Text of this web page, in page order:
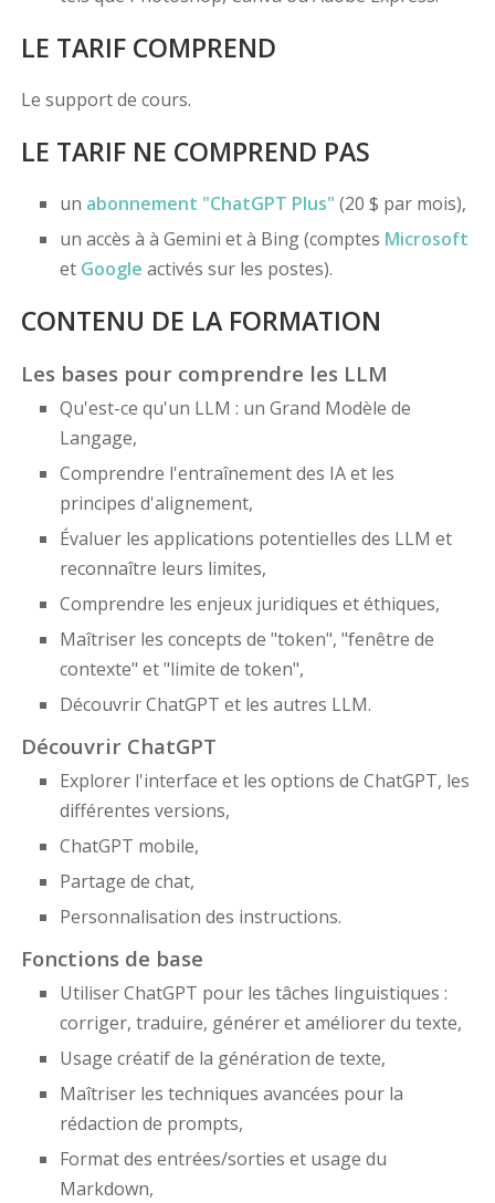
LE TARIF COMPREND
Le support de cours.
LE TARIF NE COMPREND PAS
un abonnement "ChatGPT Plus" (20 $ par mois),
un accès à à Gemini et à Bing (comptes Microsoft
et Google activés sur les postes).
CONTENU DE LA FORMATION
Les bases pour comprendre les LLM
Qu'est-ce qu'un LLM : un Grand Modèle de
Langage,
Comprendre l'entraînement des IA et les
principes d'alignement,
Évaluer les applications potentielles des LLM et
reconnaître leurs limites,
Comprendre les enjeux juridiques et éthiques,
Maîtriser les concepts de "token", "fenêtre de
contexte" et "limite de token",
Découvrir ChatGPT et les autres LLM.
Découvrir ChatGPT
Explorer l'interface et les options de ChatGPT, les
différentes versions,
ChatGPT mobile,
Partage de chat,
Personnalisation des instructions.
Fonctions de base
Utiliser ChatGPT pour les tâches linguistiques :
corriger, traduire, générer et améliorer du texte,
Usage créatif de la génération de texte,
Maîtriser les techniques avancées pour la
rédaction de prompts,
Format des entrées/sorties et usage du
Markdown,